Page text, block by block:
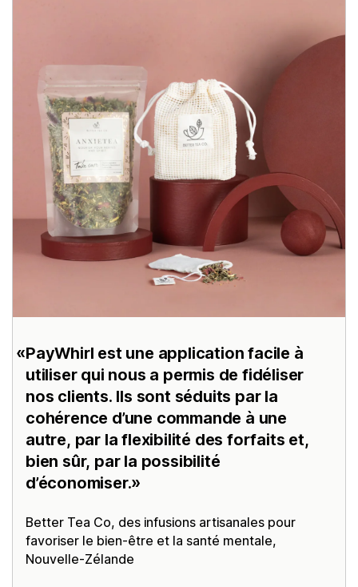
PayWhirl est une application facile à
utiliser qui nous a permis de fidéliser
nos clients. Ils sont séduits par la
cohérence d’une commande à une
autre, par la flexibilité des forfaits et,
bien sûr, par la possibilité
d’économiser.
Better Tea Co, des infusions artisanales pour
favoriser le bien-être et la santé mentale,
Nouvelle-Zélande